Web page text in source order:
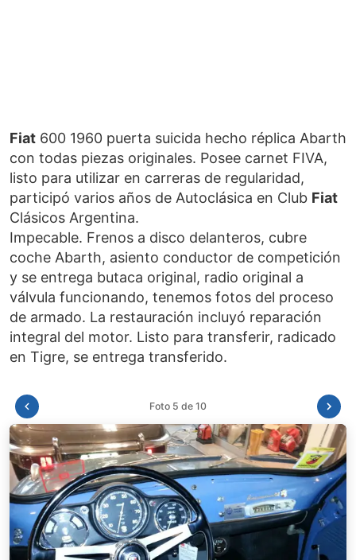
Fiat 600 1960 puerta suicida hecho réplica Abarth
con todas piezas originales. Posee carnet FIVA,
listo para utilizar en carreras de regularidad,
participó varios años de Autoclásica en Club Fiat
Clásicos Argentina.
Impecable. Frenos a disco delanteros, cubre
coche Abarth, asiento conductor de competición
y se entrega butaca original, radio original a
válvula funcionando, tenemos fotos del proceso
de armado. La restauración incluyó reparación
integral del motor. Listo para transferir, radicado
Foto 6 de 10